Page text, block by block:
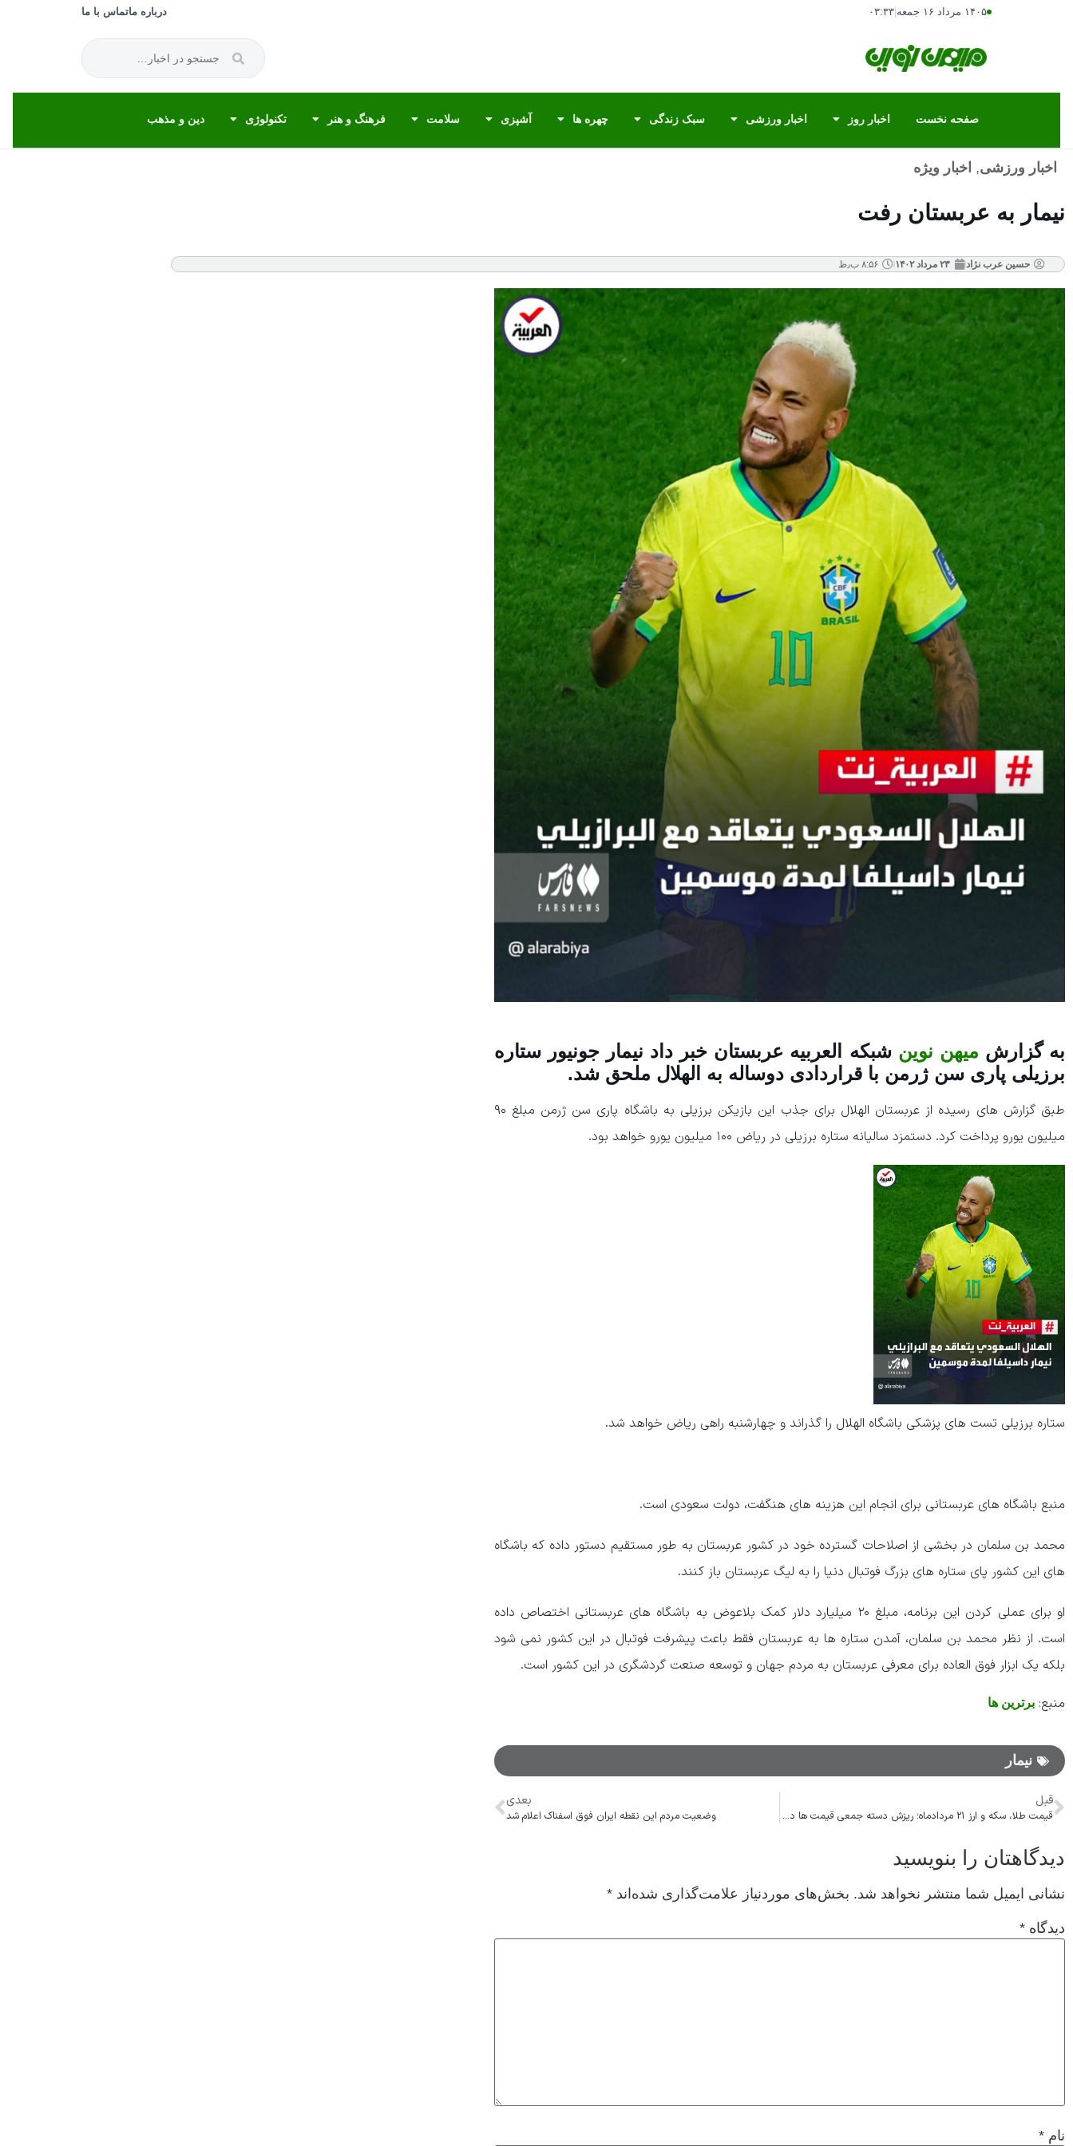
۱۴۰۵ مرداد ۱۶ جمعه ۰۳:۳۳ درباره ماتماس با ما
صفحه نخست اخبار روز اخبار ورزشی سبک زندگی چهره ها آشپزی سلامت فرهنگ و هنر تکنولوژی دین و مذهب
اخبار ورزشی, اخبار ویژه
نیمار به عربستان رفت
حسین عرب نژاد ۲۳ مرداد ۱۴۰۲ ۸:۵۶ ب٫ظ
به گزارش میهن نوین شبکه العربیه عربستان خبر داد نیمار جونیور ستاره
برزیلی پاری سن ژرمن با قراردادی دوساله به الهلال ملحق شد.
طبق گزارش های رسیده از عربستان الهلال برای جذب این بازیکن برزیلی به باشگاه پاری سن ژرمن مبلغ ۹۰
میلیون یورو پرداخت کرد. دستمزد سالیانه ستاره برزیلی در ریاض ۱۰۰ میلیون یورو خواهد بود.
ستاره برزیلی تست های پزشکی باشگاه الهلال را گذراند و چهارشنبه راهی ریاض خواهد شد.
منبع باشگاه های عربستانی برای انجام این هزینه های هنگفت، دولت سعودی است.
محمد بن سلمان در بخشی از اصلاحات گسترده خود در کشور عربستان به طور مستقیم دستور داده که باشگاه
های این کشور پای ستاره های بزرگ فوتبال دنیا را به لیگ عربستان باز کنند.
او برای عملی کردن این برنامه، مبلغ ۲۰ میلیارد دلار کمک بلاعوض به باشگاه های عربستانی اختصاص داده
است. از نظر محمد بن سلمان، آمدن ستاره ها به عربستان فقط باعث پیشرفت فوتبال در این کشور نمی شود
بلکه یک ابزار فوق العاده برای معرفی عربستان به مردم جهان و توسعه صنعت گردشگری در این کشور است.
منبع: برترین ها
نیمار
قبل
قیمت طلا، سکه و ارز ۲۱ مردادماه؛ ریزش دسته جمعی قیمت ها در بازار
بعدی
وضعیت مردم این نقطه ایران فوق اسفناک اعلام شد
دیدگاهتان را بنویسید
نشانی ایمیل شما منتشر نخواهد شد. بخش‌های موردنیاز علامت‌گذاری شده‌اند *
دیدگاه *
نام *